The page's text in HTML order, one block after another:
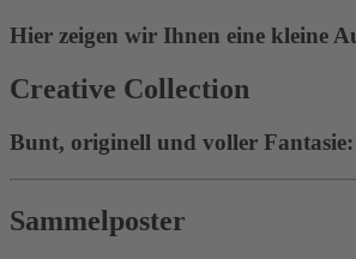
Hier zeigen wir Ihnen eine kleine
Creative Collection
Bunt, originell und voller Fantasie:
Sammelposter